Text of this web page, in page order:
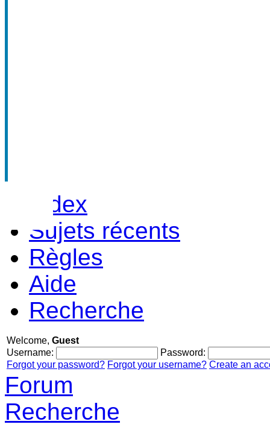
Index
Sujets récents
Règles
Aide
Recherche
Welcome, Guest
Username:
Password:
Forgot your password? Forgot your username? Create an
Forum
Recherche